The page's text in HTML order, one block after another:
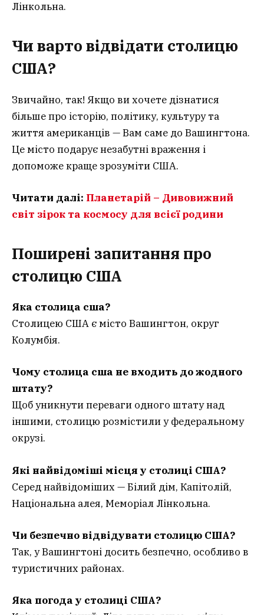
Лінкольна.
Чи варто відвідати столицю
США?
Звичайно, так! Якщо ви хочете дізнатися
більше про історію, політику, культуру та
життя американців — Вам саме до Вашингтона.
Це місто подарує незабутні враження і
допоможе краще зрозуміти США.
Читати далі: Планетарій – Дивовижний
світ зірок та космосу для всієї родини
Поширені запитання про
столицю США
Яка столица сша?
Столицею США є місто Вашингтон, округ
Колумбія.
Чому столица сша не входить до жодного
штату?
Щоб уникнути переваги одного штату над
іншими, столицю розмістили у федеральному
окрузі.
Які найвідоміші місця у столиці США?
Серед найвідоміших — Білий дім, Капітолій,
Національна алея, Меморіал Лінкольна.
Чи безпечно відвідувати столицю США?
Так, у Вашингтоні досить безпечно, особливо в
туристичних районах.
Яка погода у столиці США?